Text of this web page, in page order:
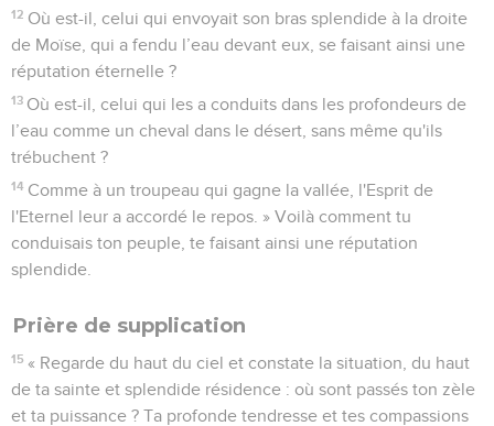
12 Où est-il, celui qui envoyait son bras splendide à la droite
de Moïse, qui a fendu l’eau devant eux, se faisant ainsi une
réputation éternelle ?
13 Où est-il, celui qui les a conduits dans les profondeurs de
l’eau comme un cheval dans le désert, sans même qu'ils
trébuchent ?
14 Comme à un troupeau qui gagne la vallée, l'Esprit de
l'Eternel leur a accordé le repos. » Voilà comment tu
conduisais ton peuple, te faisant ainsi une réputation
splendide.
Prière de supplication
15 « Regarde du haut du ciel et constate la situation, du haut
de ta sainte et splendide résidence : où sont passés ton zèle
et ta puissance ? Ta profonde tendresse et tes compassions